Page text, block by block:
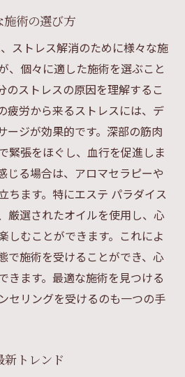
クゼーションの二重効果
たらす施術
スで美しさと安らぎを手に
が軽くなる体験
教える日常で取り入れるリ
できるリラクゼーション法
入れたいリラックス習慣
スがおすすめするセルフケ
めの簡単リラックス法
めの日常的な工夫
施術の選び方
ストレス解消のために様々な施
、個々に適した施術を選ぶこと
のストレスの原因を理解するこ
疲労から来るストレスには、デ
ージが効果的です。深部の筋肉
緊張をほぐし、血行を促進しま
じる場合は、アロマセラピーや
ちます。特にエステ パラダイス
厳選されたオイルを使用し、心
しむことができます。これによ
で施術を受けることができ、心
きます。最適な施術を見つける
セリングを受けるのも一つの手
トレンド